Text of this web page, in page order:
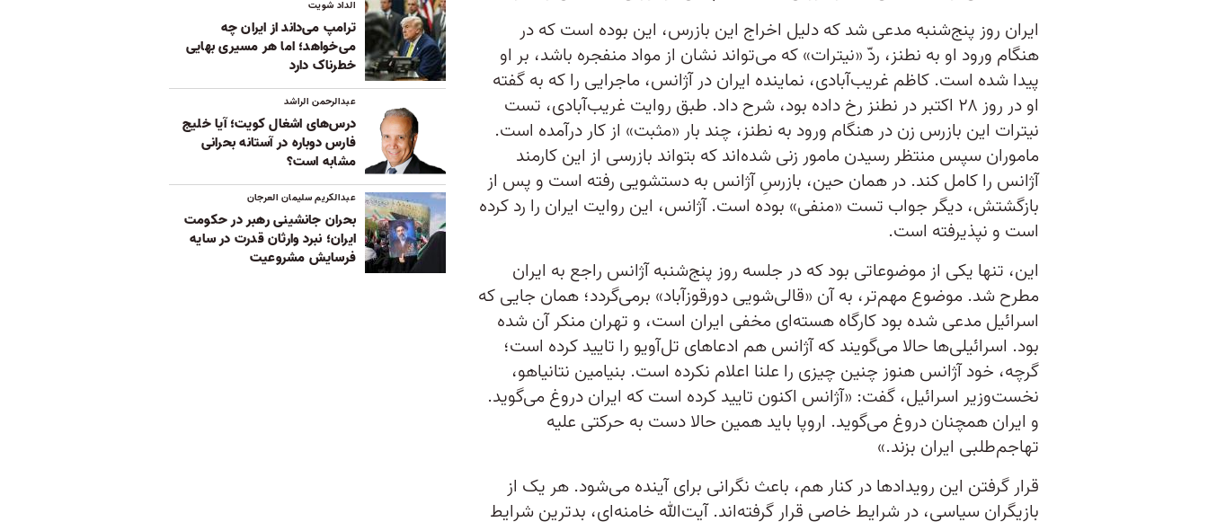
ایران روز پنج‌شنبه مدعی شد که دلیل اخراج این بازرس، این بوده است که در
هنگام ورود او به نطنز، ردّ «نیترات» که می‌تواند نشان از مواد منفجره باشد، بر او
پیدا شده است. کاظم غریب‌آبادی، نماینده ایران در آژانس، ماجرایی را که به گفته
او در روز ۲۸ اکتبر در نطنز رخ داده بود، شرح داد. طبق روایت غریب‌آبادی، تست
نیترات این بازرس زن در هنگام ورود به نطنز، چند بار «مثبت» از کار درآمده است.
ماموران سپس منتظر رسیدن مامور زنی شده‌اند که بتواند بازرسی از این کارمند
آژانس را کامل کند. در همان حین، بازرسِ آژانس به دستشویی رفته است و پس از
بازگشتش، دیگر جواب تست «منفی» بوده است. آژانس، این روایت ایران را رد کرده
است و نپذیرفته است.
این، تنها یکی از موضوعاتی بود که در جلسه روز پنج‌شنبه آژانس راجع به ایران
مطرح شد. موضوع مهم‌تر، به آن «قالی‌شویی دورقوزآباد» برمی‌گردد؛ همان جایی که
اسرائیل مدعی شده بود کارگاه هسته‌ای مخفی ایران است، و تهران منکر آن شده
بود. اسرائیلی‌ها حالا می‌گویند که آژانس هم ادعاهای تل‌آویو را تایید کرده است؛
گرچه، خود آژانس هنوز چنین چیزی را علنا اعلام نکرده است. بنیامین نتانیاهو،
نخست‌وزیر اسرائیل، گفت: «آژانس اکنون تایید کرده است که ایران دروغ می‌گوید.
و ایران همچنان دروغ می‌گوید. اروپا باید همین حالا دست به حرکتی علیه
تهاجم‌طلبی ایران بزند.»
قرار گرفتن این رویدادها در کنار هم، باعث نگرانی برای آینده می‌شود. هر یک از
بازیگران سیاسی، در شرایط خاصی قرار گرفته‌اند. آیت‌الله خامنه‌ای، بدترین شرایط
الداد شویت
ترامپ می‌داند از ایران چه
می‌خواهد؛ اما هر مسیری بهایی
خطرناک دارد
عبدالرحمن الراشد
درس‌های اشغال کویت؛ آیا خلیج
فارس دوباره در آستانه بحرانی
مشابه است؟
عبدالکریم سلیمان العرجان
بحران جانشینی رهبر در حکومت
ایران؛ نبرد وارثان قدرت در سایه
فرسایش مشروعیت